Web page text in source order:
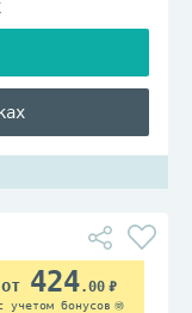
424.00
учетом бонусов